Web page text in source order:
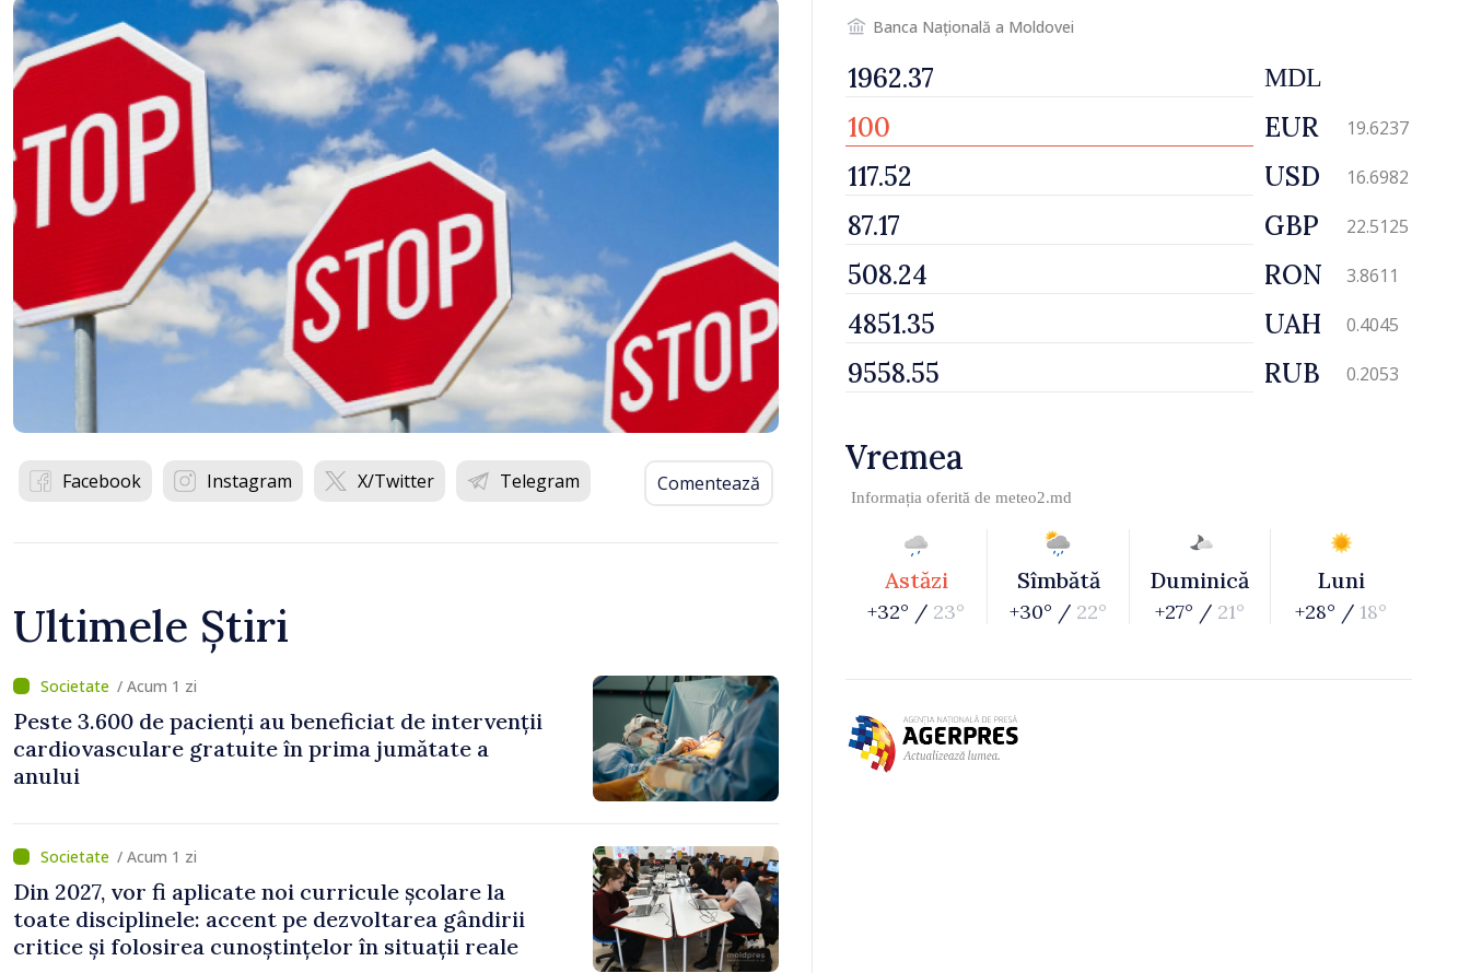
Facebook Instagram X/Twitter Telegram Comentează
Ultimele Știri
/ Acum 1 zi
Peste 3.600 de pacienți au beneficiat de intervenții
cardiovasculare gratuite în prima jumătate a
anului
/ Acum 1 zi
Din 2027, vor fi aplicate noi curricule școlare la
toate disciplinele: accent pe dezvoltarea gândirii
critice și folosirea cunoștințelor în situații reale
Banca Națională a Moldovei
MDL
EUR 19.6237
USD 16.6982
GBP 22.5125
RON 3.8611
UAH 0.4045
RUB 0.2053
Vremea
Informația oferită de meteo2.md
Astăzi
+32° / 23°
Sîmbătă
+30° / 22°
Duminică
+27° / 21°
Luni
+28° / 18°